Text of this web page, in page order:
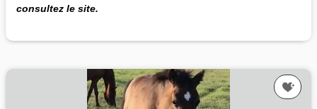
consultez le site.